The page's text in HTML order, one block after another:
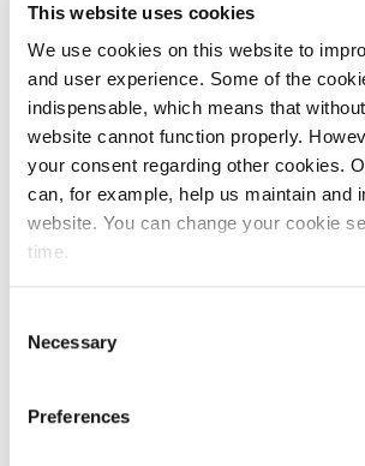
This website uses cookies
We use cookies on this website to
and user experience. Some of the
indispensable, which means that
website cannot function properly.
your consent regarding other cookies.
can, for example, help us maintain and
website. You can change your cookie
time.
Selection
Necessary
Preferences
Asiakaspalvelu rautatiekuljetukset
Puh. 029 43 30 183
laskutus.rautatie@vr.fi
Asiakaspalvelu
Puh. 029 43 30 180
logistiikka.metsa@vr.fi
logistiikka.asiakaspalvelu@vr.fi